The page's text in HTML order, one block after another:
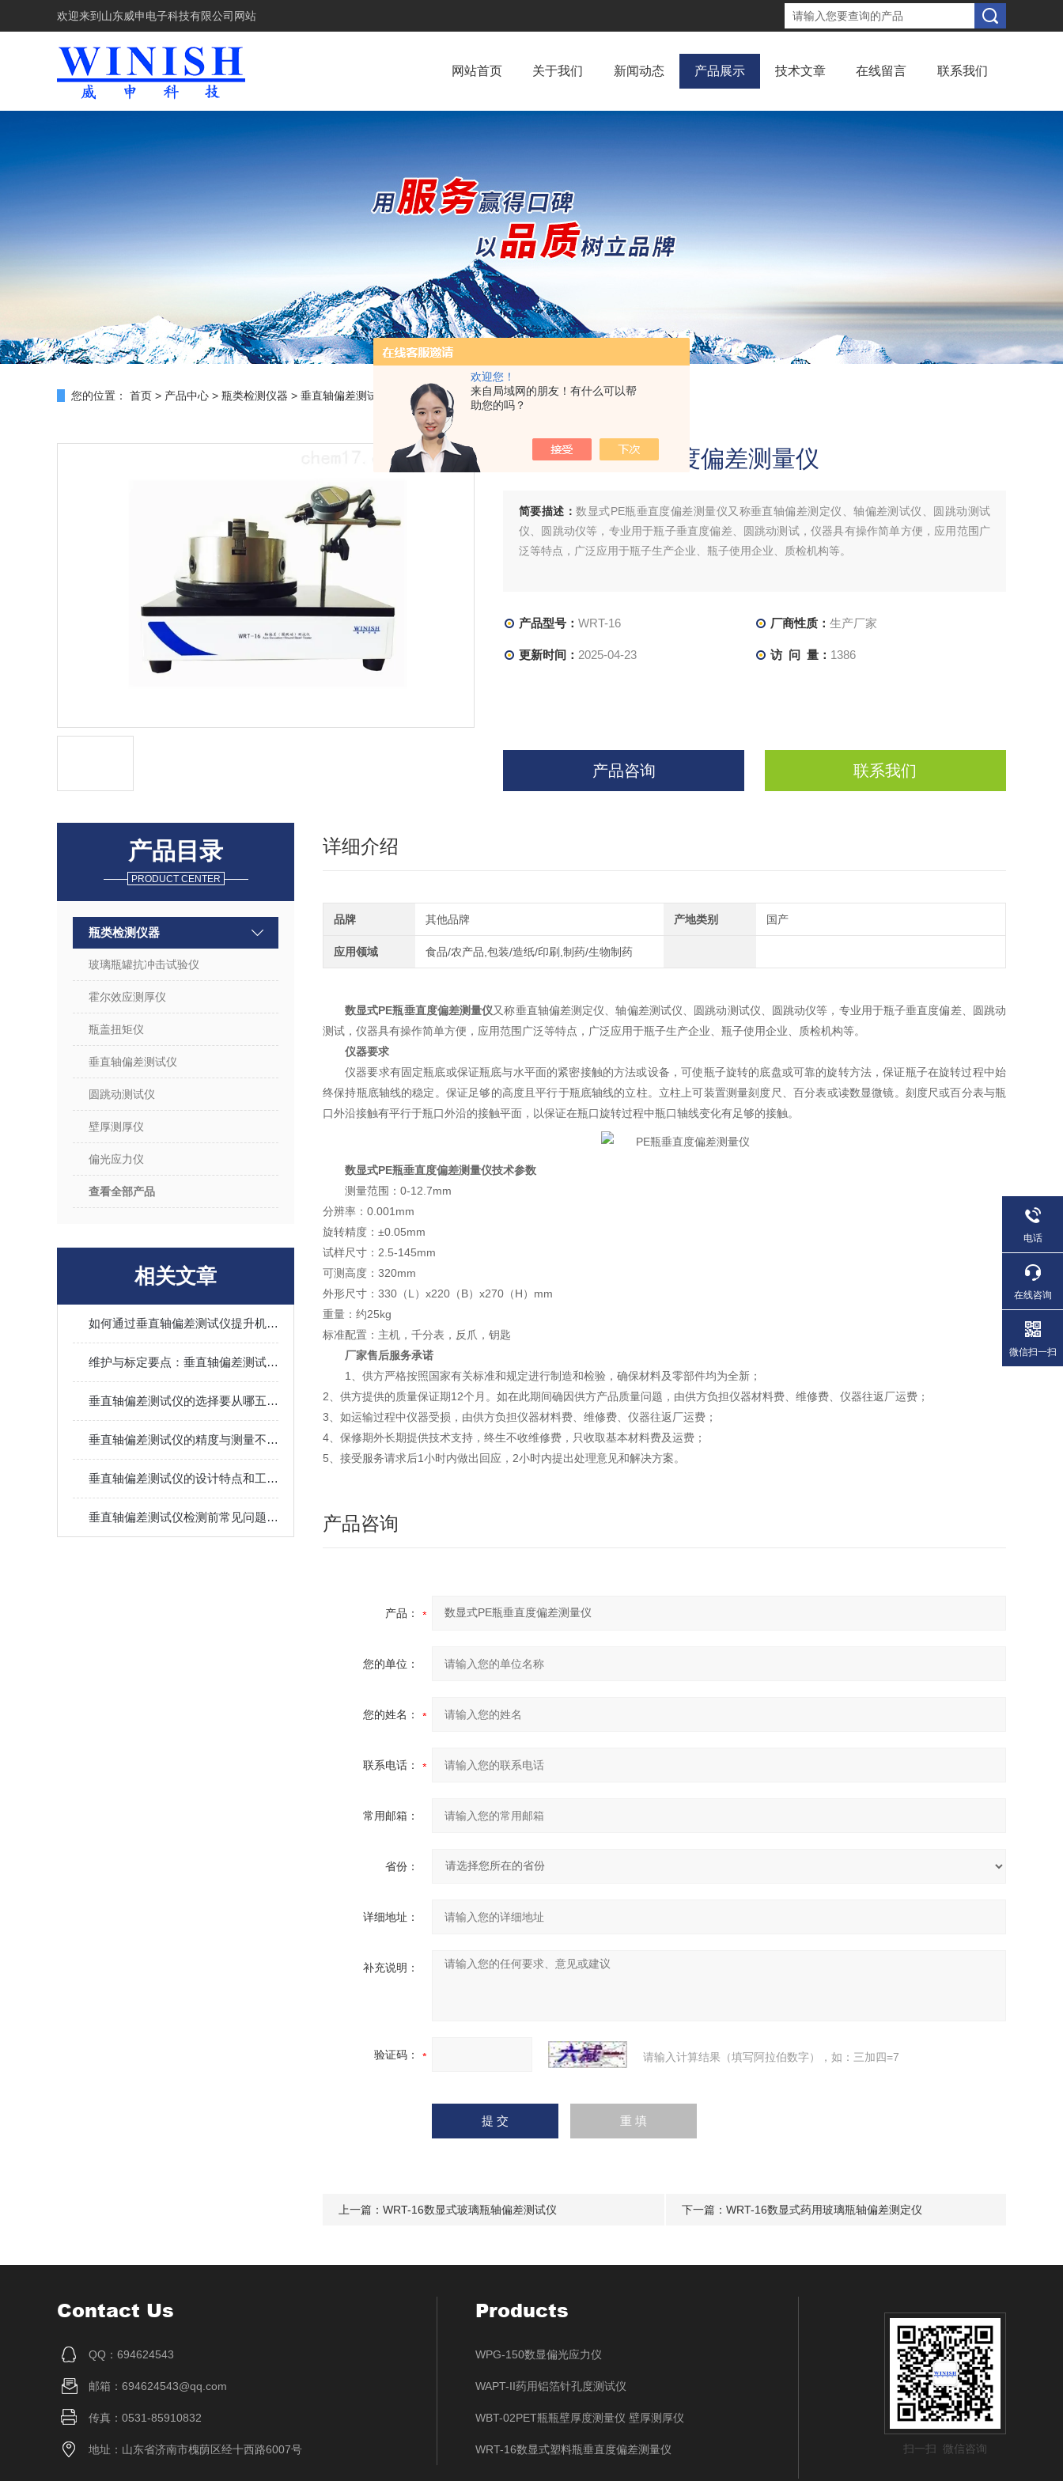
欢迎您！
来自局域网的朋友！有什么可以帮
助您的吗？
欢迎来到 山东威申电子科技有限公司网站
网站首页 关于我们 新闻动态 产品展示 技术文章 在线留言 联系我们
您的位置： 首页 > 产品中心 > 瓶类检测仪器 > 垂直轴偏差测试仪 > WRT-16数显式PE瓶垂直度偏差测量仪
数显式PE瓶垂直度偏差测量仪
简要描述：数显式PE瓶垂直度偏差测量仪又称垂直轴偏差测定仪、轴偏差测试仪、圆跳动测试
仪、圆跳动仪等，专业用于瓶子垂直度偏差、圆跳动测试，仪器具有操作简单方便，应用范围广
泛等特点，广泛应用于瓶子生产企业、瓶子使用企业、质检机构等。
产品型号： WRT-16 厂商性质： 生产厂家
更新时间： 2025-04-23 访 问 量： 1386
产品咨询 联系我们
产品目录
PRODUCT CENTER
瓶类检测仪器
玻璃瓶罐抗冲击试验仪
霍尔效应测厚仪
瓶盖扭矩仪
垂直轴偏差测试仪
圆跳动测试仪
壁厚测厚仪
偏光应力仪
查看全部产品
相关文章
如何通过垂直轴偏差测试仪提升机床装配精度
维护与标定要点：垂直轴偏差测试仪长期保持精度的管理方法​
垂直轴偏差测试仪的选择要从哪五点入？
垂直轴偏差测试仪的精度与测量不确定度
垂直轴偏差测试仪的设计特点和工作原理有何特别之处？
垂直轴偏差测试仪检测前常见问题分析
详细介绍
品牌 其他品牌 产地类别 国产
应用领域 食品/农产品,包装/造纸/印刷,制药/生物制药
数显式PE瓶垂直度偏差测量仪又称垂直轴偏差测定仪、轴偏差测试仪、圆跳动测试仪、圆跳动仪等，专业用于瓶子垂直度偏差、圆跳动
测试，仪器具有操作简单方便，应用范围广泛等特点，广泛应用于瓶子生产企业、瓶子使用企业、质检机构等。
仪器要求
仪器要求有固定瓶底或保证瓶底与水平面的紧密接触的方法或设备，可使瓶子旋转的底盘或可靠的旋转方法，保证瓶子在旋转过程中始
终保持瓶底轴线的稳定。保证足够的高度且平行于瓶底轴线的立柱。立柱上可装置测量刻度尺、百分表或读数显微镜。刻度尺或百分表与瓶
口外沿接触有平行于瓶口外沿的接触平面，以保证在瓶口旋转过程中瓶口轴线变化有足够的接触。
数显式PE瓶垂直度偏差测量仪技术参数
测量范围：0-12.7mm
分辨率：0.001mm
旋转精度：±0.05mm
试样尺寸：2.5-145mm
可测高度：320mm
外形尺寸：330（L）x220（B）x270（H）mm
重量：约25kg
标准配置：主机，千分表，反爪，钥匙
厂家售后服务承诺
1、供方严格按照国家有关标准和规定进行制造和检验，确保材料及零部件均为全新；
2、供方提供的质量保证期12个月。如在此期间确因供方产品质量问题，由供方负担仪器材料费、维修费、仪器往返厂运费；
3、如运输过程中仪器受损，由供方负担仪器材料费、维修费、仪器往返厂运费；
4、保修期外长期提供技术支持，终生不收维修费，只收取基本材料费及运费；
5、接受服务请求后1小时内做出回应，2小时内提出处理意见和解决方案。
产品咨询
产品：
您的单位：
您的姓名：
联系电话：
常用邮箱：
省份：
详细地址：
补充说明：
验证码： 请输入计算结果（填写阿拉伯数字），如：三加四=7
上一篇： WRT-16数显式玻璃瓶轴偏差测试仪 下一篇： WRT-16数显式药用玻璃瓶轴偏差测定仪
Contact Us
QQ：694624543
邮箱：694624543@qq.com
传真：0531-85910832
地址：山东省济南市槐荫区经十西路6007号
Products
WPG-150数显偏光应力仪
WAPT-II药用铝箔针孔度测试仪
WBT-02PET瓶瓶壁厚度测量仪 壁厚测厚仪
WRT-16数显式塑料瓶垂直度偏差测量仪 扫一扫 微信咨询
电话
在线咨询
微信扫一扫